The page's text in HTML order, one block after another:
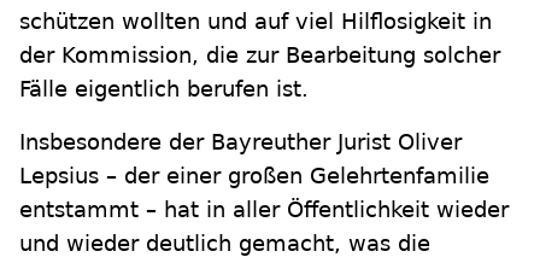
schützen wollten und auf viel Hilflosigkeit in
der Kommission, die zur Bearbeitung solcher
Fälle eigentlich berufen ist.
Insbesondere der Bayreuther Jurist Oliver
Lepsius – der einer großen Gelehrtenfamilie
entstammt – hat in aller Öffentlichkeit wieder
und wieder deutlich gemacht, was die